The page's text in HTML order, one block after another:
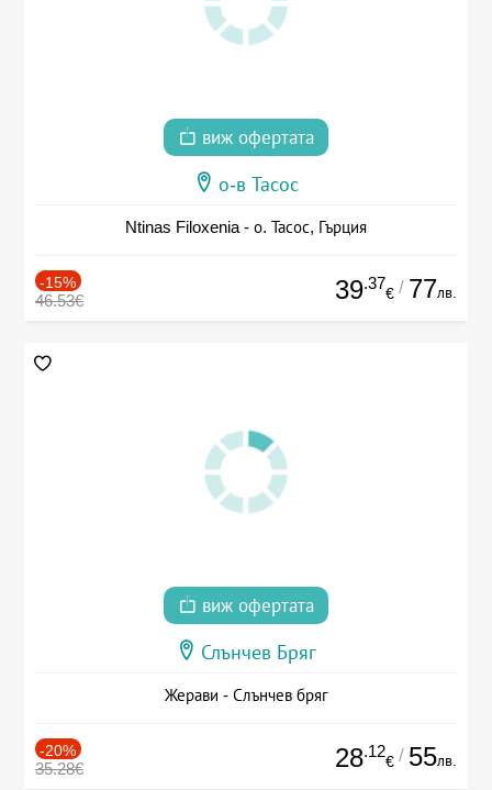
виж офертата
о-в Тасос
Ntinas Filoxenia - о. Тасос, Гърция
-15%
46.53€ 39.37
€ / 77лв.
виж офертата
Слънчев Бряг
Жерави - Слънчев бряг
-20%
35.28€ 28.12
€ / 55лв.